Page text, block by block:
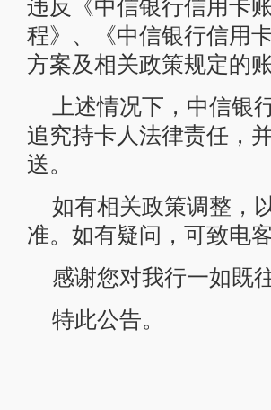
违反《中信银行信用卡
程》、《中信银行信用
方案及相关政策规定的
上述情况下，中信银
追究持卡人法律责任，
送。
如有相关政策调整，
准。如有疑问，可致电
感谢您对我行一如既
特此公告。